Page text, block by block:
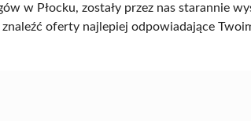
w Płocku, zostały przez nas starannie
oferty najlepiej odpowiadające